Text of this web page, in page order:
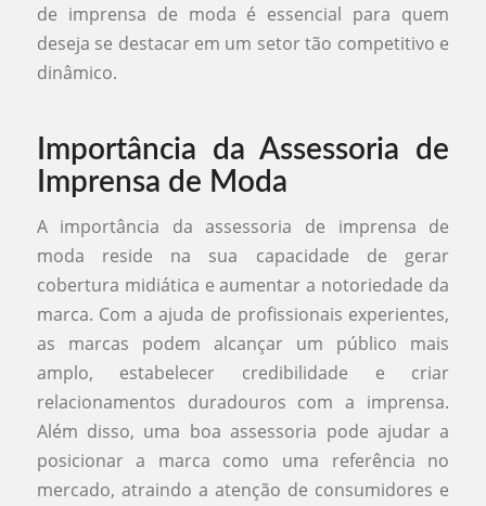
de imprensa de moda é essencial para quem
deseja se destacar em um setor tão competitivo e
dinâmico.
Importância da Assessoria de
Imprensa de Moda
A importância da assessoria de imprensa de
moda reside na sua capacidade de gerar
cobertura midiática e aumentar a notoriedade da
marca. Com a ajuda de profissionais experientes,
as marcas podem alcançar um público mais
amplo, estabelecer credibilidade e criar
relacionamentos duradouros com a imprensa.
Além disso, uma boa assessoria pode ajudar a
posicionar a marca como uma referência no
mercado, atraindo a atenção de consumidores e